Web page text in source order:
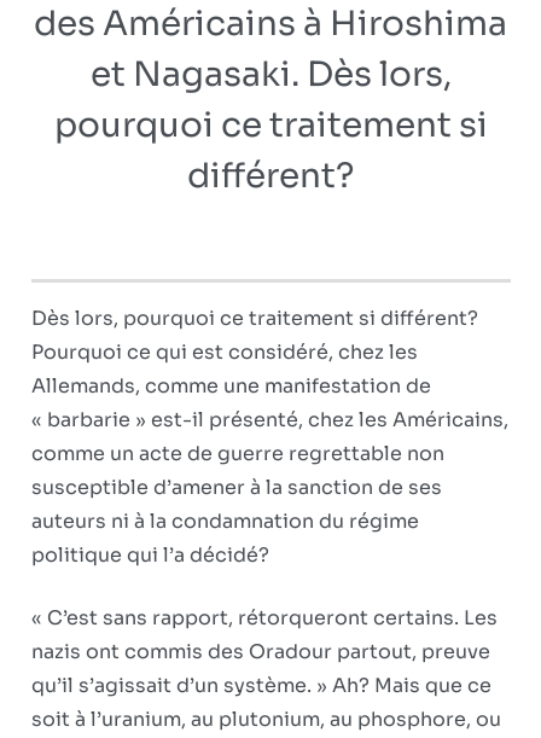
des Américains à Hiroshima
et Nagasaki. Dès lors,
pourquoi ce traitement si
différent?
Dès lors, pourquoi ce traitement si différent?
Pourquoi ce qui est considéré, chez les
Allemands, comme une manifestation de
« barbarie » est-il présenté, chez les Américains,
comme un acte de guerre regrettable non
susceptible d’amener à la sanction de ses
auteurs ni à la condamnation du régime
politique qui l’a décidé?
« C’est sans rapport, rétorqueront certains. Les
nazis ont commis des Oradour partout, preuve
qu’il s’agissait d’un système. » Ah? Mais que ce
soit à l’uranium, au plutonium, au phosphore, ou